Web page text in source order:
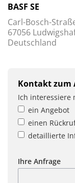
BASF SE
Carl-Bosch-
67056
Deutschland
Kontakt zum
Ich interessiere
ein Angebot
einen
detaillierte
Ihre Anfrage